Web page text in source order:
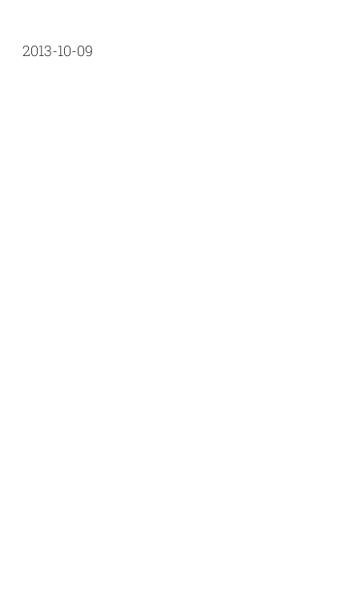
2013-10-09